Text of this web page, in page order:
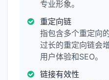
专业形象。
重定向链
指包含多个重定向
过长的重定向链会
用户体验和SEO。
链接有效性